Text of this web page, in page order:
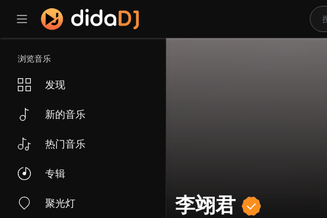
浏览音乐
发现
新的音乐
热门音乐
专辑
聚光灯 李翊君